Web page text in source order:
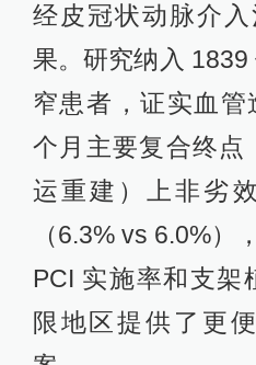
经皮冠状动脉介
果。研究纳入
窄患者，证实血
个月主要复合终点
运重建）上非劣
（6.3% vs 6.0%）
PCI 实施率和支架
限地区提供了更